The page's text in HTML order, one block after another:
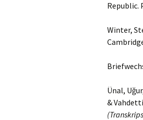
Republic.
Winter,
Ünal,
&